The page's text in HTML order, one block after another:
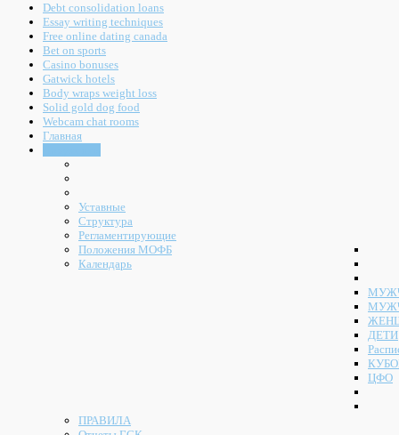
Debt consolidation loans
Essay writing techniques
Free online dating canada
Bet on sports
Casino bonuses
Gatwick hotels
Body wraps weight loss
Solid gold dog food
Webcam chat rooms
Главная
Уставные
Структура
Регламентирующие
Положения МОФБ
Календарь
ДЕТИ
ЦФО
ПРАВИЛА